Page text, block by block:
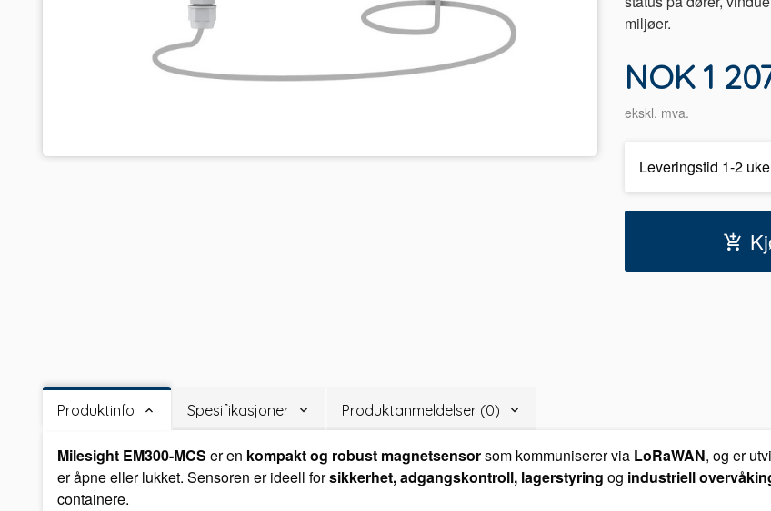
miljøer.
Pris
NOK 1
ekskl. mva.
Leveringstid 1-2
Produktinfo Spesifikasjoner Produktanmeldelser (0)
Milesight EM300-MCS er en kompakt og robust magnetsensorsom kommuniserer via LoRaWAN, og er
er åpne eller lukket. Sensoren er ideell forsikkerhet, adgangskontroll, lagerstyring og industriell
containere.